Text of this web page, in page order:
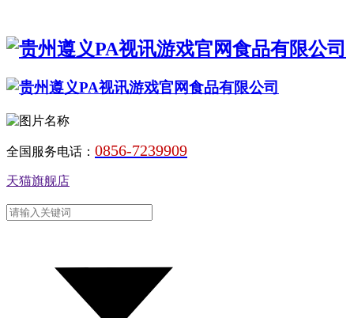
全国服务电话： 0856-7239909
天猫旗舰店